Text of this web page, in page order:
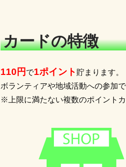
カードの特徴
110円 で1ポイント 貯まります。
ボランティアや地域活動への参加
※上限に満たない複数のポイント